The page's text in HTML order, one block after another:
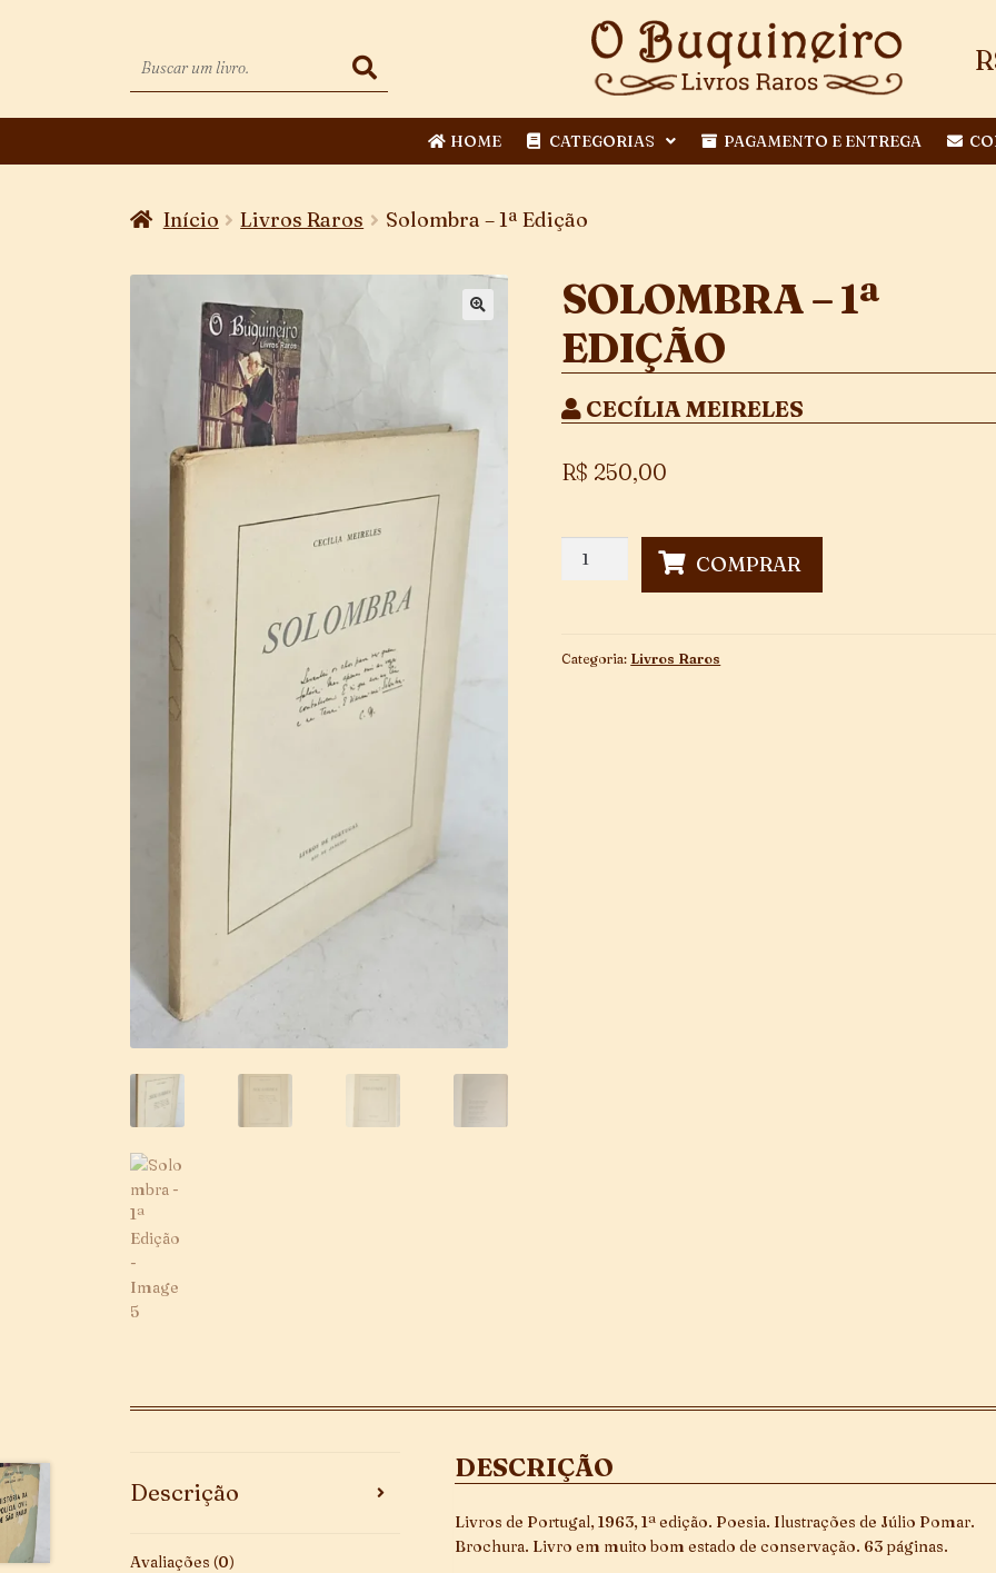
HOME CATEGORIAS PAGAMENTO E ENTREGA
Início Livros Raros Solombra – 1ª Edição
SOLOMBRA – 1ª
EDIÇÃO
CECÍLIA MEIRELES
R$ 250,00
COMPRAR
Categoria: Livros Raros
Descrição
Avaliações (0)
DESCRIÇÃO
Livros de Portugal, 1963, 1ª edição. Poesia. Ilustrações de Júlio Pomar.
Brochura. Livro em muito bom estado de conservação. 63 páginas.